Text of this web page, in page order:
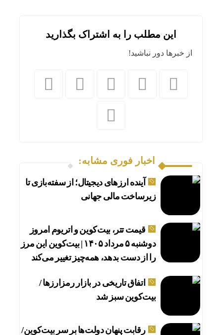
این مطلب را به اشتراک بگذارید
از خبرها دور نباشید!
اخبار فوری مشابه:
آینده ارزهای دیجیتال؛ از سفته‌بازی تا
زیرساخت مالی جهانی
قیمت تتر، بیت‌کوین و اتریوم امروز
دوشنبه ۵ مرداد ۱۴۰۵ | بیت‌کوین این مرز
را از دست بدهد، همه‌چیز تغییر می‌کند
اتفاق تاریخی در بازار رمزارزها /
بیت‌کوین سبز شد
رقابت پنهان دولت‌ها بر سر بیت‌کوین/